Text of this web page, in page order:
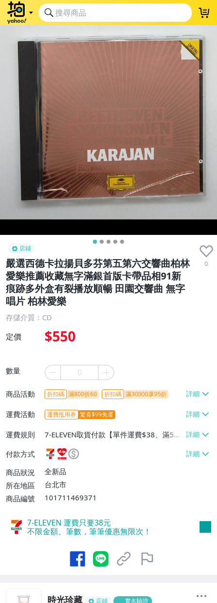
店鋪
嚴選西德卡拉揚貝多芬第五第六交響曲柏林
愛樂推薦收藏無字滿銀首版卡帶品相91新
痕跡多外盒有裂播放順暢 田園交響曲 無字
唱片 柏林愛樂
0
存儲介質：CD
定價 $550
數量
商品活動 折扣碼 滿800折60 折扣碼 滿30000享95折
運費活動 運費抵用券 驚喜$99免運
運費規則
7-ELEVEN取貨付款【單件運費$38、滿5件
或消費滿$1298免運費】、7-ELEVEN取貨
不付款【免運費】、萊爾富取貨付款【單件
運費$60、滿5件或消費滿$1298免運
費】、宅配/貨運【單件運費$120、滿5件
付款方式
商品狀況
全新品
所在地區
台北市
商品編號
101711469371
7-ELEVEN 運費只要38元
不限金額、筆數，筆筆優惠無限次！
時光珍藏 店鋪 實名驗證